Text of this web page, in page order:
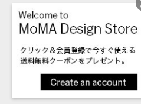
特定商取引法表示
カスタマーハラスメン
Visit